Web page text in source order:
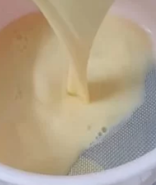
Chuyên Ngành Điện – Điện
Doanh Nghiệp
Sự Chuyên Nghiệp
Trị Vận Hành Hệ Thống
(Network Security)
Trị Hệ Thống Và An Ninh
Linux
Microsoft Azure
Tích Dữ Liệu)